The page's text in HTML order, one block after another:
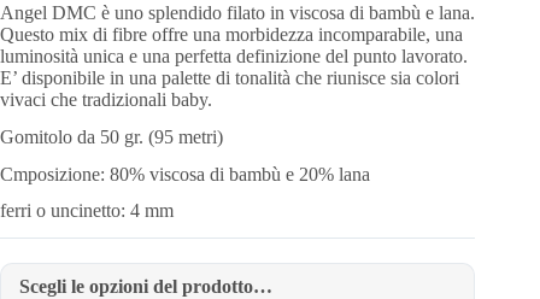
Angel DMC è uno splendido filato in viscosa di bambù e lana.
Questo mix di fibre offre una morbidezza incomparabile, una
luminosità unica e una perfetta definizione del punto lavorato.
E’ disponibile in una palette di tonalità che riunisce sia colori
vivaci che tradizionali baby.
Gomitolo da 50 gr. (95 metri)
Cmposizione: 80% viscosa di bambù e 20% lana
ferri o uncinetto: 4 mm
Scegli le opzioni del prodotto…